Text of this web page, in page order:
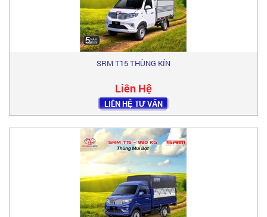
SRM T15 THÙNG KÍN
Liên Hệ
LIÊN HỆ TƯ VẤN